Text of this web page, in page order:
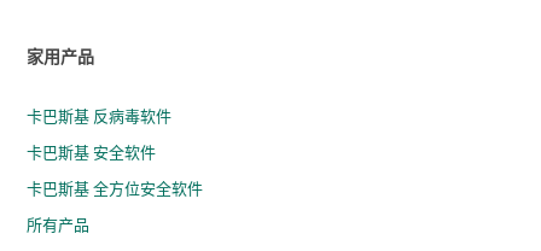
家用产品
卡巴斯基 反病毒软件
卡巴斯基 安全软件
卡巴斯基 全方位安全软件
所有产品